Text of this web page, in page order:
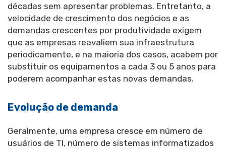
décadas sem apresentar problemas. Entretanto, a
velocidade de crescimento dos negócios e as
demandas crescentes por produtividade exigem
que as empresas reavaliem sua infraestrutura
periodicamente, e na maioria dos casos, acabem por
substituir os equipamentos a cada 3 ou 5 anos para
poderem acompanhar estas novas demandas.
Evolução de demanda
Geralmente, uma empresa cresce em número de
usuários de TI, número de sistemas informatizados